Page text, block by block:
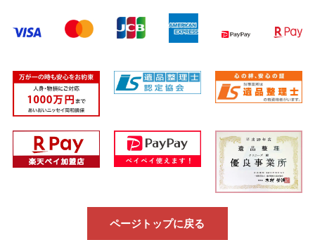
ページトップに戻る